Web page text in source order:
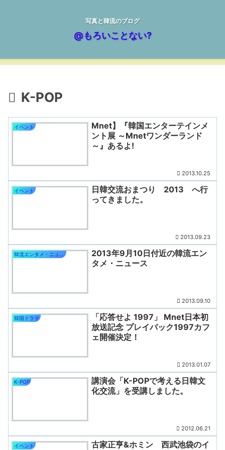
写真と韓流のブログ
@もろいことない?
K-POP
イベント
Mnet】『韓国エンターテインメ
ント展 ～Mnetワンダーランド
～』あるよ!
2013.10.25
イベント
日韓交流おまつり 2013 へ行
ってきました。
2013.09.23
2013年9月10日付近の韓流エン
タメ・ニュース
2013.09.10
韓国ドラマ
「応答せよ 1997」 Mnet日本初
放送記念 プレイバック1997カフ
ェ開催決定！
2013.01.07
K-POP
講演会「K-POPで考える日韓文
化交流」を受講しました。
2012.06.21
イベント
古家正亨&ホミン 西武池袋のイ